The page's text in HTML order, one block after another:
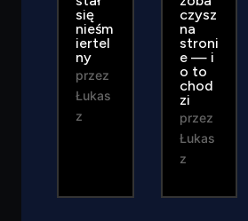
się
nieśm
iertel
ny
przez
Łukas
z
czysz
na
stroni
e — i
o to
chod
zi
przez
Łukas
z